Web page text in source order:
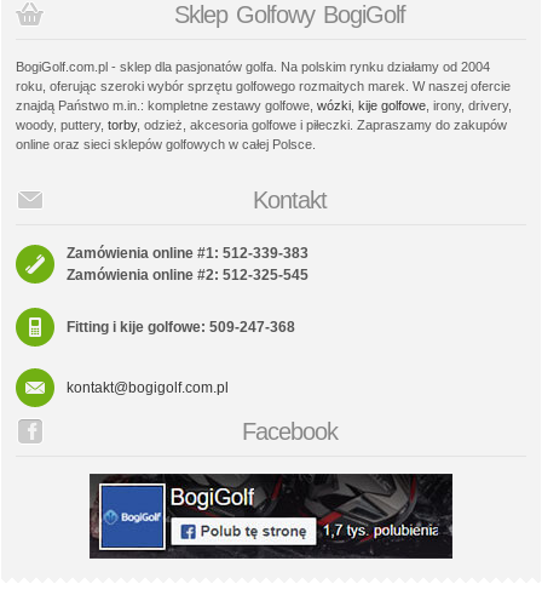
Sklep Golfowy BogiGolf
BogiGolf.com.pl - sklep dla pasjonatów golfa. Na polskim rynku działamy od 2004
roku, oferując szeroki wybór sprzętu golfowego rozmaitych marek. W naszej ofercie
znajdą Państwo m.in.: kompletne zestawy golfowe, wózki kije golfowe , irony, drivery,
woody, puttery, torby, odzież, akcesoria golfowe i piłeczki. Zapraszamy do zakupów
online oraz sieci sklepów golfowych w całej Polsce.
Kontakt
Zamówienia online #1: 512-339-383
Zamówienia online #2: 512-325-545
Fitting i kije golfowe: 509-247-368
kontakt@bogigolf.com.pl
Facebook